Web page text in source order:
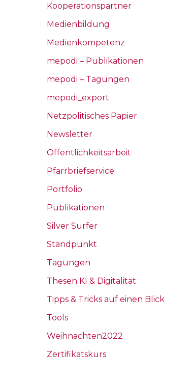
Kooperationspartner
Medienbildung
Medienkompetenz
mepodi – Publikationen
mepodi – Tagungen
mepodi_export
Netzpolitisches Papier
Newsletter
Öffentlichkeitsarbeit
Pfarrbriefservice
Portfolio
Publikationen
Silver Surfer
Standpunkt
Tagungen
Thesen KI & Digitalität
Tipps & Tricks auf einen Blick
Tools
Weihnachten2022
Zertifikatskurs